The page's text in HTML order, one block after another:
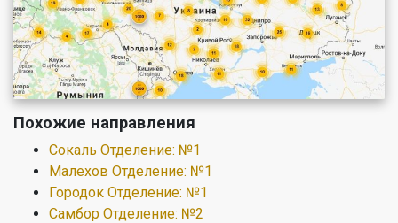
Похожие направления
Сокаль Отделение: №1
Малехов Отделение: №1
Городок Отделение: №1
Самбор Отделение: №2